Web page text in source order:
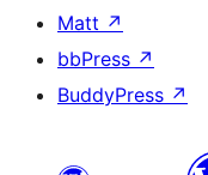
Matt ↗
bbPress ↗
BuddyPress ↗